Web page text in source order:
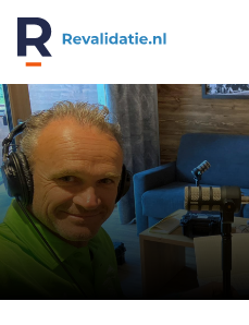
REVALIDATIE.NL